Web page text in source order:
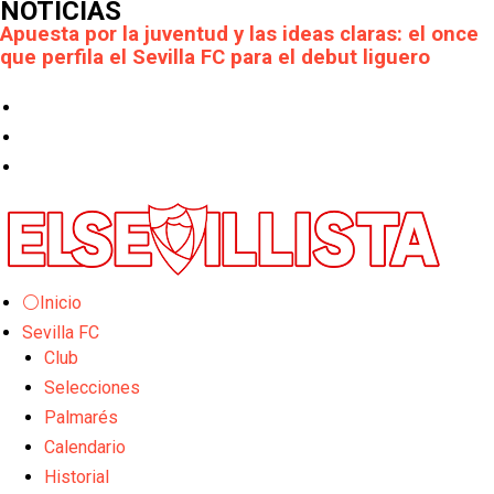
NOTICIAS
Apuesta por la juventud y las ideas claras: el once
que perfila el Sevilla FC para el debut liguero
El Rayo Vallecano llega a la cita de Nervión con
Crónica Pretemporada | Xerez DFC 1-0 Sevilla
Crónica Pretemporada I Bayer Leverkusen 2-1
Sevilla FC
El Tribunal Superior de Justicia concede la
cautelar a Isi Palazón
Banquillos confirmados: así queda la cantera del
Sevilla Femenino para la 2026/27
Celta y Rayo agitan el mercado de La Liga
⚪Inicio
Sevilla FC
Club
Selecciones
Palmarés
Calendario
Historial